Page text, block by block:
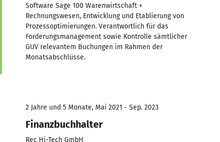
Software Sage 100 Warenwirtschaft +
Rechnungswesen, Entwicklung und Etablierung von
Prozessoptimierungen. Verantwortlich für das
Forderungsmanagement sowie Kontrolle sämtlicher
GUV relevantem Buchungen im Rahmen der
Monatsabschlüsse.
2 Jahre und 5 Monate, Mai 2021 - Sep. 2023
Finanzbuchhalter
Rec Hi-Tech GmbH